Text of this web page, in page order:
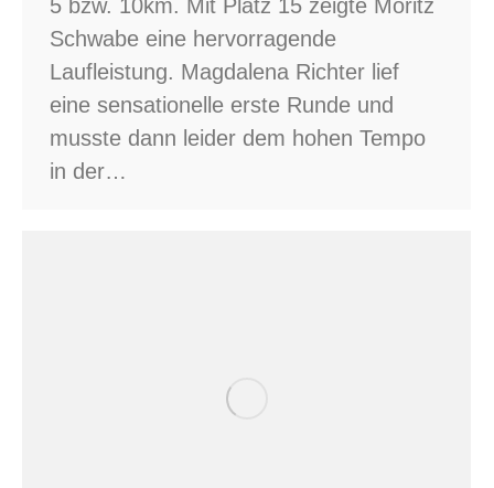
5 bzw. 10km. Mit Platz 15 zeigte Moritz
Schwabe eine hervorragende
Laufleistung. Magdalena Richter lief
eine sensationelle erste Runde und
musste dann leider dem hohen Tempo
in der…